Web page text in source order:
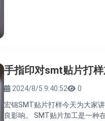
手指印对smt贴片打
2024/8/5 9:40:52
0
宏锦SMT贴片打样今天为大家
良影响。 SMT贴片加工是一种